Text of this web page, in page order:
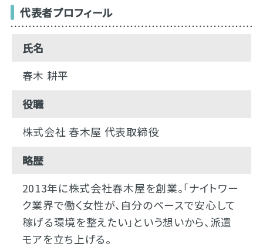
代表者プロフィール
氏名
春木 耕平
役職
株式会社 春木屋 代表取締役
略歴
2013年に株式会社春木屋を創業。「ナイトワー
ク業界で働く女性が、自分のペースで安心して
稼げる環境を整えたい」という想いから、派遣
モアを立ち上げる。